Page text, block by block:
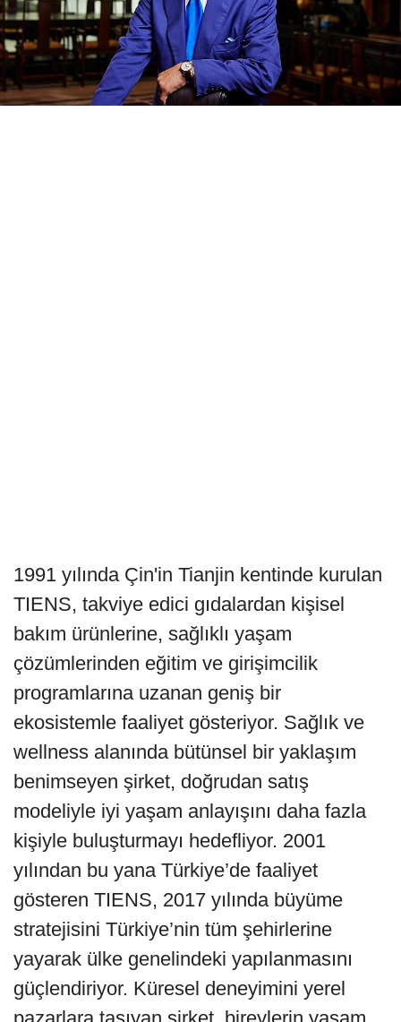
1991 yılında Çin'in Tianjin kentinde kurulan
TIENS, takviye edici gıdalardan kişisel
bakım ürünlerine, sağlıklı yaşam
çözümlerinden eğitim ve girişimcilik
programlarına uzanan geniş bir
ekosistemle faaliyet gösteriyor. Sağlık ve
wellness alanında bütünsel bir yaklaşım
benimseyen şirket, doğrudan satış
modeliyle iyi yaşam anlayışını daha fazla
kişiyle buluşturmayı hedefliyor. 2001
yılından bu yana Türkiye’de faaliyet
gösteren TIENS, 2017 yılında büyüme
stratejisini Türkiye’nin tüm şehirlerine
yayarak ülke genelindeki yapılanmasını
güçlendiriyor. Küresel deneyimini yerel